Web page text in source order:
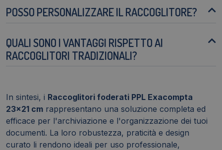
POSSO PERSONALIZZARE IL RACCOGLITORE?
QUALI SONO I VANTAGGI RISPETTO AI
RACCOGLITORI TRADIZIONALI?
In sintesi, i Raccoglitori foderati PPL Exacompta
23x21 cm rappresentano una soluzione completa ed
efficace per l'archiviazione e l'organizzazione dei tuoi
documenti. La loro robustezza, praticità e design
curato li rendono ideali per uso professionale,